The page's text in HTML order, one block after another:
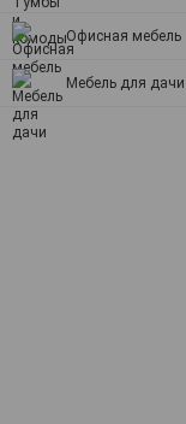
Офисная мебель
Мебель для дачи